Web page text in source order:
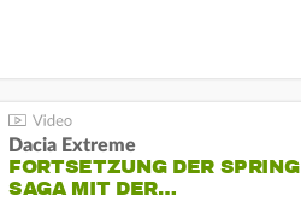
Dacia Extreme
FORTSETZUNG DER SPRING
SAGA MIT DER…